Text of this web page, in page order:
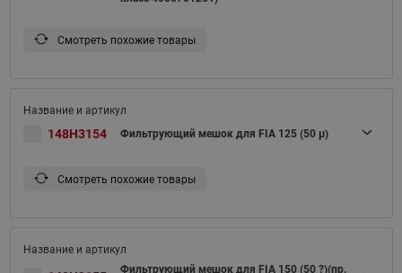
Смотреть похожие товары
148H3154 Фильтрующий мешок для FIA 125 (50 μ)
Смотреть похожие товары
Фильтрующий мешок для FIA 150 (50 ?)(пр.